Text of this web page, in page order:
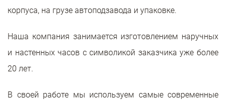
корпуса, на грузе автоподзавода и упаковке.
Наша компания занимается изготовлением наручных
и настенных часов с символикой заказчика уже более
20 лет.
В своей работе мы используем самые современные